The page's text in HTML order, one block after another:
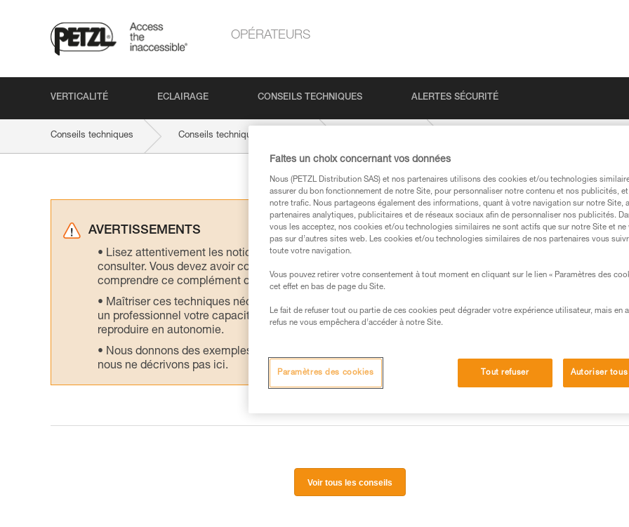
OPÉRATEURS
VERTICALITÉ ECLAIRAGE CONSEILS TECHNIQUES ALERTES SÉCURITÉ
Conseils techniques Conseils techniques par produit
AVERTISSEMENTS
Lisez attentivement les notices techniques des produits utilisés dans ce conseil avant de le
consulter. Vous devez avoir compris les informations de la notice technique pour pouvoir
comprendre ce complément d’informations.
Maîtriser ces techniques nécessite une formation et un entraînement spécifique. Validez avec
un professionnel votre capacité à refaire la manipulation, seul, en toute sécurité, avant de la
reproduire en autonomie.
Nous donnons des exemples de techniques liées à votre activité. Il peut en exister d’autres que
nous ne décrivons pas ici.
Voir tous les conseils
Faites un choix concernant vos données
Nous (PETZL Distribution SAS) et nos partenaires utilisons des cookies et/ou technologies
assurer du bon fonctionnement de notre Site, pour personnaliser notre contenu et nos publicités,
notre trafic. Nous partageons également des informations, quant à votre navigation sur notre Site,
partenaires analytiques, publicitaires et de réseaux sociaux afin de personnaliser nos publicités.
vous les acceptez, nos cookies et/ou technologies similaires ne sont actifs que sur notre Site et ne
pas sur d’autres sites web. Les cookies et/ou technologies similaires de nos partenaires vous
toute votre navigation.
Vous pouvez retirer votre consentement à tout moment en cliquant sur le lien « Paramètres des
cet effet en bas de page du Site.
Le fait de refuser tout ou partie de ces cookies peut dégrader votre expérience utilisateur, mais en
refus ne vous empêchera d’accéder à notre Site.
Tout refuser Autoriser
Paramètres des cookies